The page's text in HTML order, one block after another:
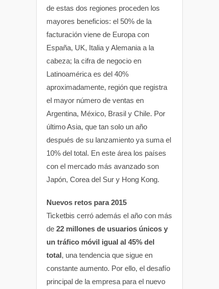
de estas dos regiones proceden los
mayores beneficios: el 50% de la
facturación viene de Europa con
España, UK, Italia y Alemania a la
cabeza; la cifra de negocio en
Latinoamérica es del 40%
aproximadamente, región que registra
el mayor número de ventas en
Argentina, México, Brasil y Chile. Por
último Asia, que tan solo un año
después de su lanzamiento ya suma el
10% del total. En este área los países
con el mercado más avanzado son
Japón, Corea del Sur y Hong Kong.
Nuevos retos para 2015
Ticketbis cerró además el año con más
de 22 millones de usuarios únicos y
un tráfico móvil igual al 45% del
total, una tendencia que sigue en
constante aumento. Por ello, el desafío
principal de la empresa para el nuevo